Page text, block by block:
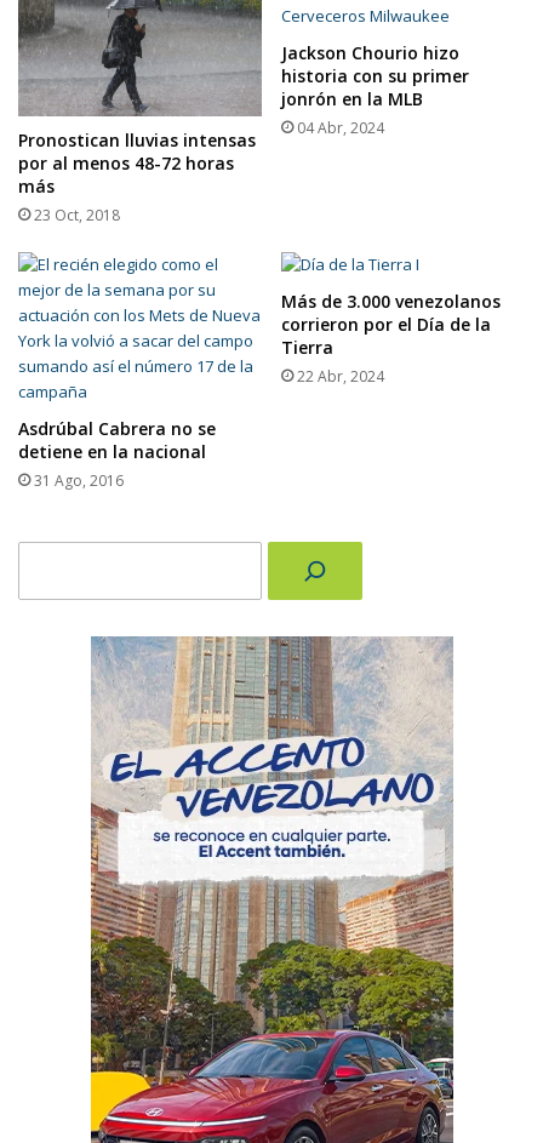
Pronostican lluvias intensas
por al menos 48-72 horas
más
23 Oct, 2018
Jackson Chourio hizo
historia con su primer
jonrón en la MLB
04 Abr, 2024
Asdrúbal Cabrera no se
detiene en la nacional
31 Ago, 2016
Más de 3.000 venezolanos
corrieron por el Día de la
Tierra
22 Abr, 2024